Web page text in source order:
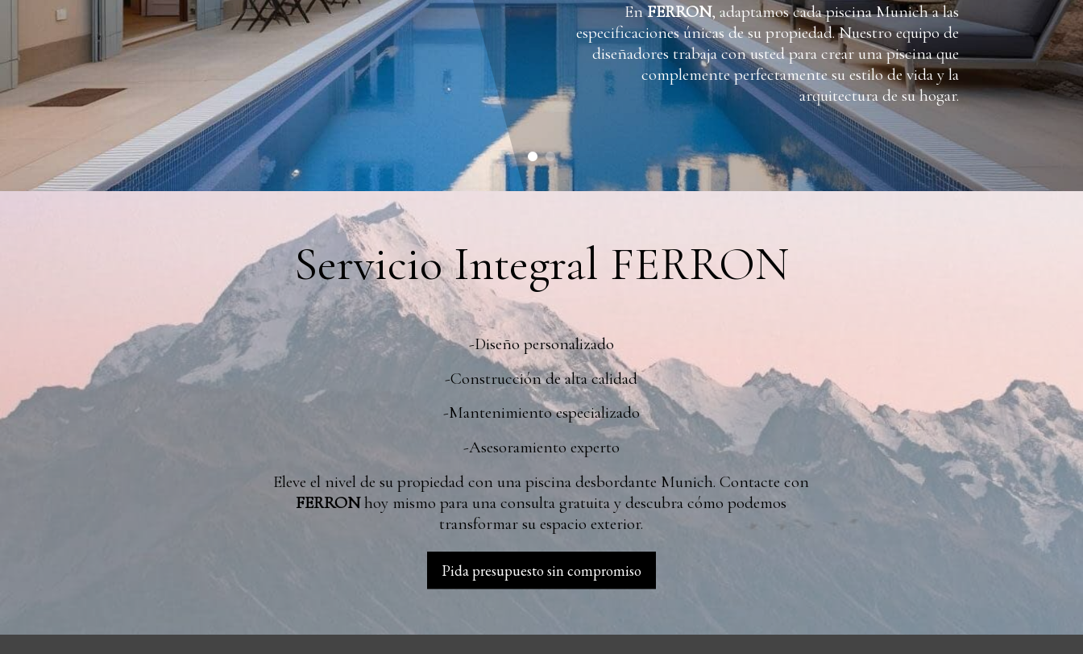
EnFERRON, adaptamos cada piscina Munich a las
especificaciones únicas de su propiedad. Nuestro equipo de
diseñadores trabaja con usted para crear una piscina que
complemente perfectamente su estilo de vida y la
arquitectura de su hogar.
Servicio Integral FERRON
-Diseño personalizado
-Construcción de alta calidad
-Mantenimiento especializado
-Asesoramiento experto
Eleve el nivel de su propiedad con una piscina desbordante Munich. Contacte con
FERRONhoy mismo para una consulta gratuita y descubra cómo podemos
transformar su espacio exterior.
Pida presupuesto sin compromiso